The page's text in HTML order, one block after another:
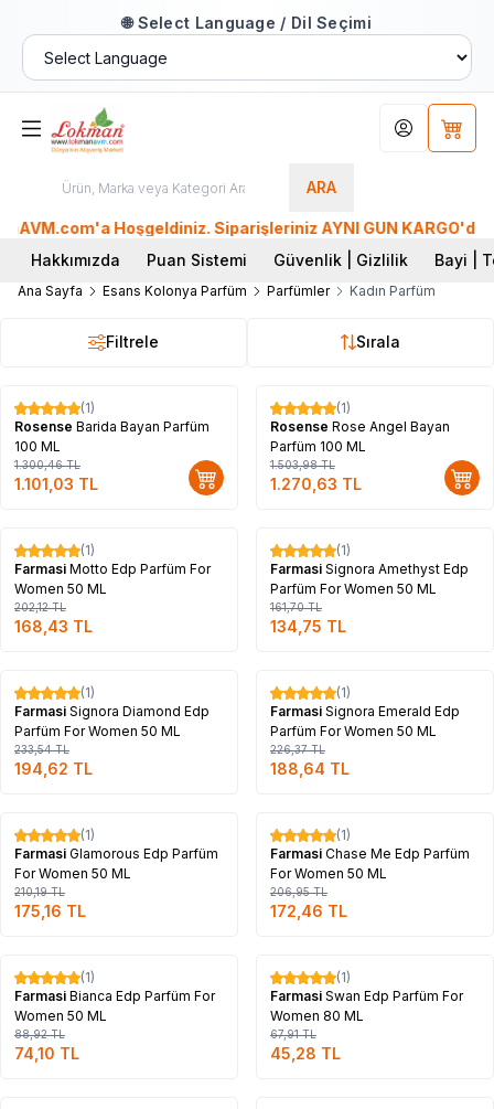
🌐 Select Language / Dil Seçimi
ARA
Hesabım
Hoşgeldiniz. Siparişleriniz AYNI GÜN KARGO'da.
Hakkımızda
Puan Sistemi Güvenlik | Gizlilik Bayi |
Ana Sayfa Esans Kolonya Parfüm Parfümler Kadın Parfüm
Filtrele Sırala
%15
(1)
Rosense Barida Bayan Parfüm
100 ML
1.300,46TL
1.101,03 TL
%16
(1)
Rosense Rose Angel Bayan
Parfüm 100 ML
1.503,98TL
1.270,63 TL
%17
(1)
Farmasi Motto Edp Parfüm For
Women 50 ML
202,12TL
168,43 TL
%17
(1)
Farmasi Signora Amethyst Edp
Parfüm For Women 50 ML
161,70TL
134,75 TL
%17
(1)
Farmasi Signora Diamond Edp
Parfüm For Women 50 ML
233,54TL
194,62 TL
%17
(1)
Farmasi Signora Emerald Edp
Parfüm For Women 50 ML
226,37TL
188,64 TL
%17
(1)
Farmasi Glamorous Edp Parfüm
For Women 50 ML
210,19TL
175,16 TL
%17
(1)
Farmasi Chase Me Edp Parfüm
For Women 50 ML
206,95TL
172,46 TL
%17
(1)
Farmasi Bianca Edp Parfüm For
Women 50 ML
88,92TL
74,10 TL
%33
(1)
Farmasi Swan Edp Parfüm For
Women 80 ML
67,91TL
45,28 TL